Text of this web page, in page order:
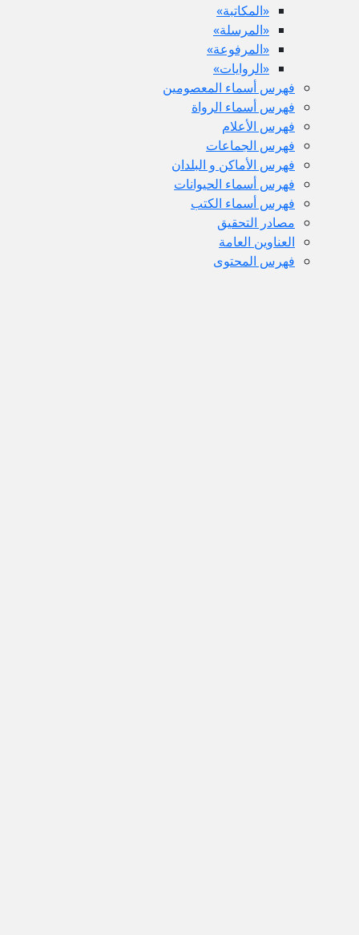
«المكاتبة»
«المرسلة»
«المرفوعة»
«الروايات»
فهرس أسماء المعصومين
فهرس أسماء الرواة
فهرس الأعلام
فهرس الجماعات
فهرس الأماكن و البلدان
فهرس أسماء الحيوانات
فهرس أسماء الكتب
مصادر التحقيق
العناوين العامة
فهرس المحتوى